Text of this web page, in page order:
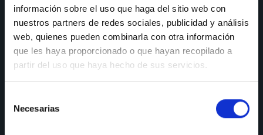
información sobre el uso que haga del sitio web con
nuestros partners de redes sociales, publicidad y análisis
web, quienes pueden combinarla con otra información
que les haya proporcionado o que hayan recopilado a
partir del uso que haya hecho de sus servicios.
Necesarias
SHOWROOM
Timanfaya, 15, 17 y 19
28970 Humanes de Madrid
Lunes a viernes: